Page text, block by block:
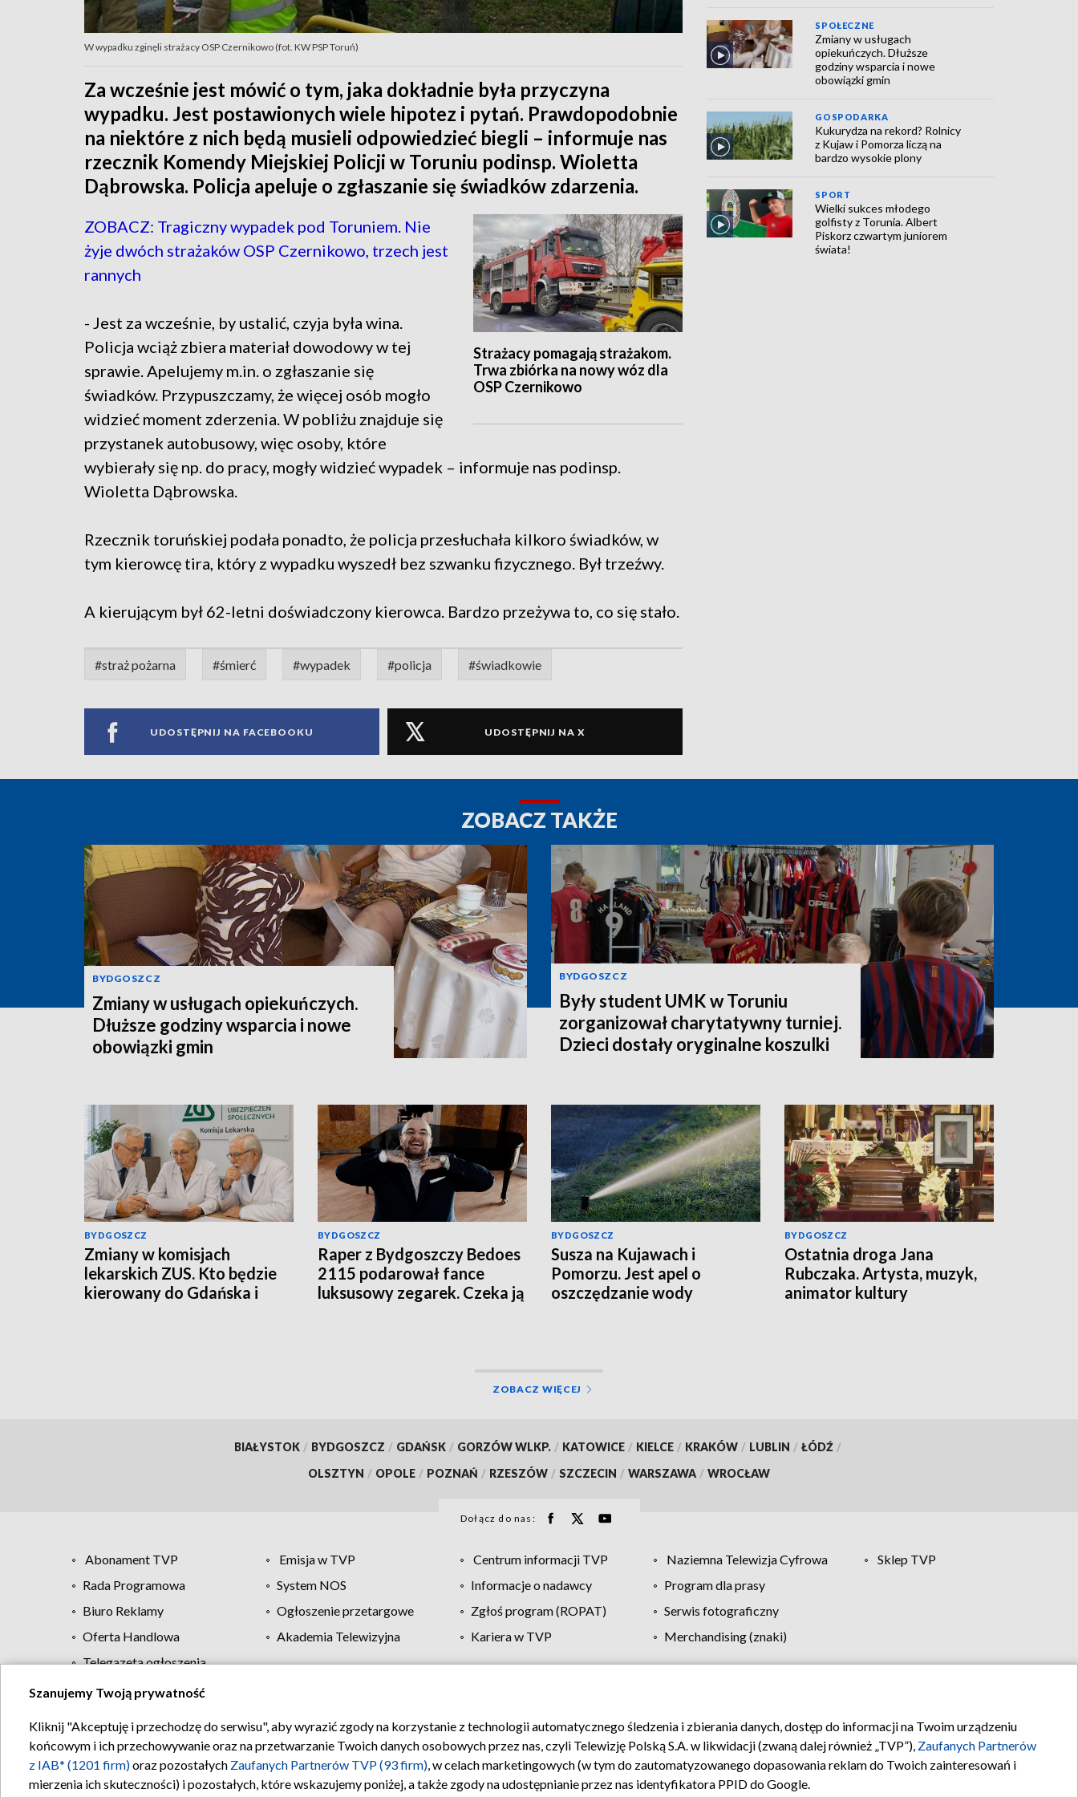
W wypadku zginęli strażacy OSP Czernikowo (fot. KW PSP Toruń)
Za wcześnie jest mówić o tym, jaka dokładnie była przyczyna
wypadku. Jest postawionych wiele hipotez i pytań. Prawdopodobnie
na niektóre z nich będą musieli odpowiedzieć biegli – informuje nas
rzecznik Komendy Miejskiej Policji w Toruniu podinsp. Wioletta
Dąbrowska. Policja apeluje o zgłaszanie się świadków zdarzenia.
Strażacy pomagają strażakom.
Trwa zbiórka na nowy wóz dla
OSP Czernikowo
ZOBACZ: Tragiczny wypadek pod Toruniem. Nie
żyje dwóch strażaków OSP Czernikowo, trzech jest
rannych
- Jest za wcześnie, by ustalić, czyja była wina.
Policja wciąż zbiera materiał dowodowy w tej
sprawie. Apelujemy m.in. o zgłaszanie się
świadków. Przypuszczamy, że więcej osób mogło
widzieć moment zderzenia. W pobliżu znajduje się
przystanek autobusowy, więc osoby, które
wybierały się np. do pracy, mogły widzieć wypadek – informuje nas podinsp.
Wioletta Dąbrowska.
Rzecznik toruńskiej podała ponadto, że policja przesłuchała kilkoro świadków, w
tym kierowcę tira, który z wypadku wyszedł bez szwanku fizycznego. Był trzeźwy.
A kierującym był 62-letni doświadczony kierowca. Bardzo przeżywa to, co się stało.
#straż pożarna #śmierć #wypadek #policja #świadkowie
UDOSTĘPNIJ NA FACEBOOKU UDOSTĘPNIJ NA X
SPOŁECZNE
Zmiany w usługach
opiekuńczych. Dłuższe
godziny wsparcia i nowe
obowiązki gmin
GOSPODARKA
Kukurydza na rekord? Rolnicy
z Kujaw i Pomorza liczą na
bardzo wysokie plony
SPORT
Wielki sukces młodego
golfisty z Torunia. Albert
Piskorz czwartym juniorem
świata!
ZOBACZ TAKŻE
BYDGOSZCZ
Zmiany w usługach opiekuńczych.
Dłuższe godziny wsparcia i nowe
obowiązki gmin
BYDGOSZCZ
Były student UMK w Toruniu
zorganizował charytatywny turniej.
Dzieci dostały oryginalne koszulki
BYDGOSZCZ
Zmiany w komisjach
lekarskich ZUS. Kto będzie
kierowany do Gdańska i
BYDGOSZCZ
Raper z Bydgoszczy Bedoes
2115 podarował fance
luksusowy zegarek. Czeka ją
BYDGOSZCZ
Susza na Kujawach i
Pomorzu. Jest apel o
oszczędzanie wody
BYDGOSZCZ
Ostatnia droga Jana
Rubczaka. Artysta, muzyk,
animator kultury
ZOBACZ WIĘCEJ
BIAŁYSTOK / BYDGOSZCZ / GDAŃSK / GORZÓW WLKP. / KATOWICE / KIELCE / KRAKÓW / LUBLIN / ŁÓDŹ /
OLSZTYN / OPOLE / POZNAŃ / RZESZÓW / SZCZECIN / WARSZAWA / WROCŁAW
Dołącz do nas:
Abonament TVP Emisja w TVP Centrum informacji TVP Naziemna Telewizja Cyfrowa
Sklep TVP
Rada Programowa
System NOS Informacje o nadawcy
Program dla prasy
Biuro Reklamy
Ogłoszenie przetargowe Zgłoś program (ROPAT)
Serwis fotograficzny
Oferta Handlowa
Akademia Telewizyjna Kariera w TVP
Merchandising (znaki)
Telegazeta ogłoszenia
Regulamin TVP Polityka prywatności Moje zgody Pomoc Biuro reklamy Kontakt
Szanujemy Twoją prywatność
Kliknij "Akceptuję i przechodzę do serwisu", aby wyrazić zgody na korzystanie z technologii automatycznego śledzenia i zbierania danych, dostęp do informacji na Twoim urządzeniu
końcowym i ich przechowywanie oraz na przetwarzanie Twoich danych osobowych przez nas, czyli Telewizję Polską S.A. w likwidacji (zwaną dalej również „TVP”), Zaufanych Partnerów
z IAB* (1201 firm)oraz pozostałych Zaufanych Partnerów TVP (93 firm), w celach marketingowych (w tym do zautomatyzowanego dopasowania reklam do Twoich zainteresowań i
mierzenia ich skuteczności) i pozostałych, które wskazujemy poniżej, a także zgody na udostępnianie przez nas identyfikatora PPID do Google.